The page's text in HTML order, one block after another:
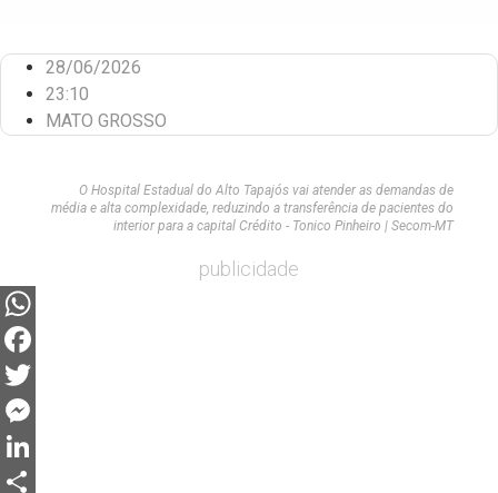
28/06/2026
23:10
MATO GROSSO
O Hospital Estadual do Alto Tapajós vai atender as demandas de
média e alta complexidade, reduzindo a transferência de pacientes do
interior para a capital Crédito - Tonico Pinheiro | Secom-MT
publicidade
WhatsApp
Facebook
Twitter
Messenger
LinkedIn